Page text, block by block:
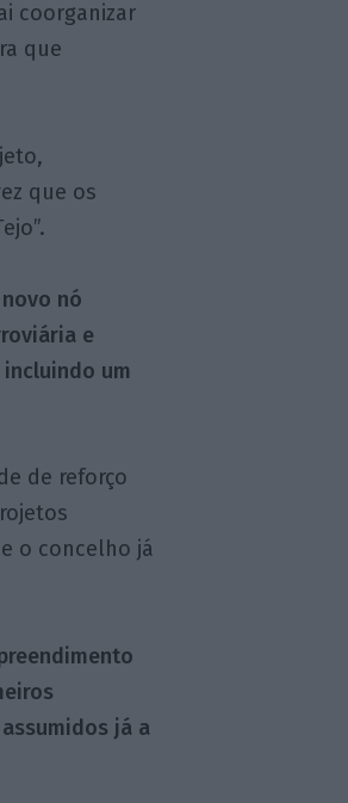
coorganizar
que
que os
nó
e
um
de reforço
o concelho já
já a